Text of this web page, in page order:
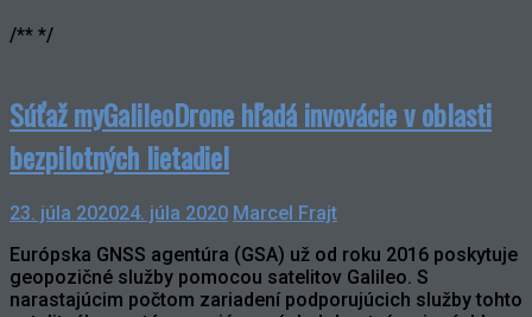
/** */
Súťaž myGalileoDrone hľadá invovácie v oblasti
bezpilotných lietadiel
23. júla 202024. júla 2020 Marcel Frajt
Európska GNSS agentúra (GSA) už od roku 2016 poskytuje
geopozičné služby pomocou satelitov Galileo. S
narastajúcim počtom zariadení podporujúcich služby tohto